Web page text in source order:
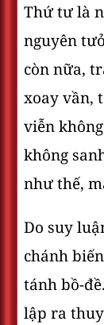
Thứ tư là
nguyên
còn nữa,
xoay vần,
viễn
không
như thế,
Do suy
chánh
tánh bồ-
lập ra